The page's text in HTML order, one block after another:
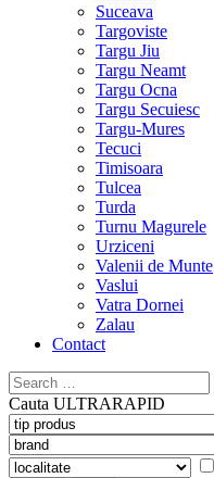
Suceava
Targoviste
Targu Jiu
Targu Neamt
Targu Ocna
Targu Secuiesc
Targu-Mures
Tecuci
Timisoara
Tulcea
Turda
Turnu Magurele
Urziceni
Valenii de Munte
Vaslui
Vatra Dornei
Zalau
Contact
Search
for:
Cauta ULTRARAPID